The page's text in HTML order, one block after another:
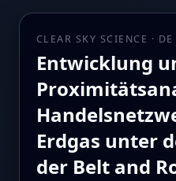
CLEAR SKY SCIENCE · DE
Entwicklung
Erdgas unter
der Belt and